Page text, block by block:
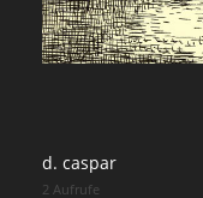
d. caspar
2 Aufrufe